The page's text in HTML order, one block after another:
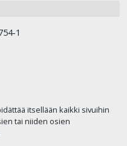
1
itsellään kaikki sivuihin
tai niiden osien